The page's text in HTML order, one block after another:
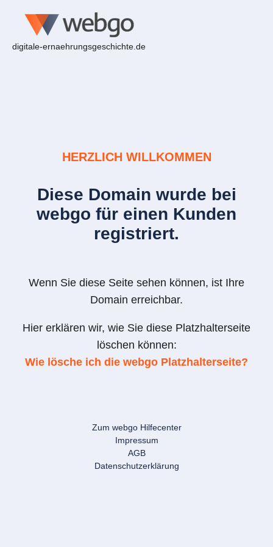
digitale-ernaehrungsgeschichte.de
HERZLICH WILLKOMMEN
Diese Domain wurde bei
webgo für einen Kunden
registriert.
Wenn Sie diese Seite sehen können, ist Ihre
Domain erreichbar.
Hier erklären wir, wie Sie diese Platzhalterseite
löschen können:
Wie lösche ich die webgo Platzhalterseite?
Zum webgo Hilfecenter
Impressum
AGB
Datenschutzerklärung